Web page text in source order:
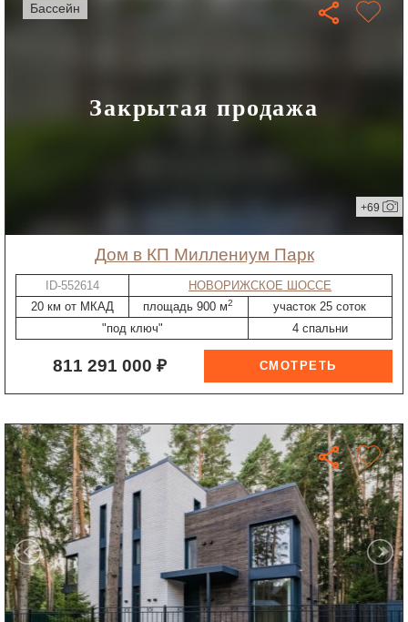
бассейн
Закрытая продажа
+69
дом в КП Миллениум Парк
ID-552614
НОВОРИЖСКОЕ ШОССЕ
20 км от МКАД
площадь 900 м2
участок 25 соток
"под ключ"
4 спальни
811 291 000 ₽